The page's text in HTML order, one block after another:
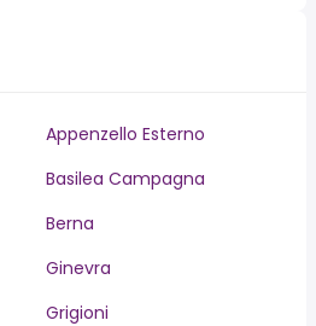
Appenzello Esterno
Basilea Campagna
Berna
Ginevra
Grigioni